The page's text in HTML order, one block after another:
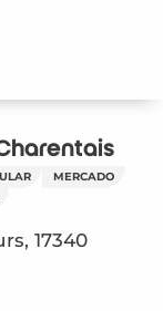
MERCADO
17340